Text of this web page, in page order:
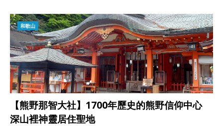
和歌山
【熊野那智大社】1700年歷史的熊野信仰中心
深山裡神靈居住聖地